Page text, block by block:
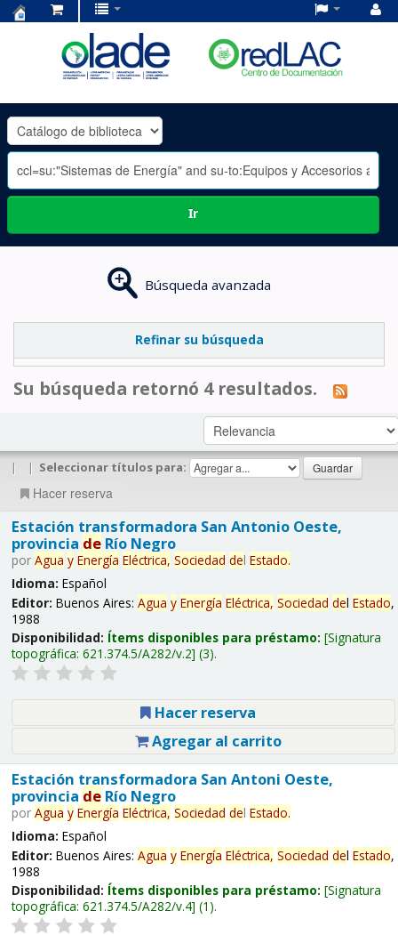
OLADE
-
Ir
Búsqueda avanzada
Refinar su búsqueda
Su búsqueda retornó 4 resultados.
| | Seleccionar títulos para:
Hacer reserva
Estación transformadora San Antonio Oeste,
provincia deRío Negro
por Agua y Energía Eléctrica, Sociedad del Estado.
Idioma: Español
Editor: Buenos Aires: Agua y Energía Eléctrica, Sociedad del Estado,
1988
Disponibilidad: Ítems disponibles para préstamo: Signatura
topográfica: 621.374.5/A282/v.2 (3).
Hacer reserva
Agregar al carrito
Estación transformadora San Antoni Oeste,
provincia deRío Negro
por Agua y Energía Eléctrica, Sociedad del Estado.
Idioma: Español
Editor: Buenos Aires: Agua y Energía Eléctrica, Sociedad del Estado,
1988
Disponibilidad: Ítems disponibles para préstamo: Signatura
topográfica: 621.374.5/A282/v.4 (1).